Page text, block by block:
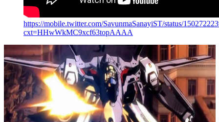
https://mobile.twitter.com/SavunmaSanayiST/status/
cxt=HHwWkMC9xcf63topAAAA